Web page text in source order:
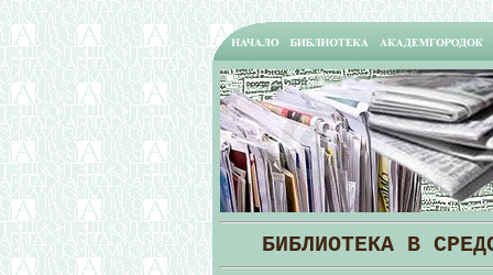
БИБЛИОТЕКА В